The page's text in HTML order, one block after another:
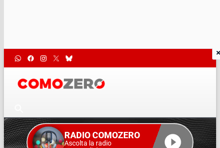
RADIO COMOZERO
Ascolta la radio